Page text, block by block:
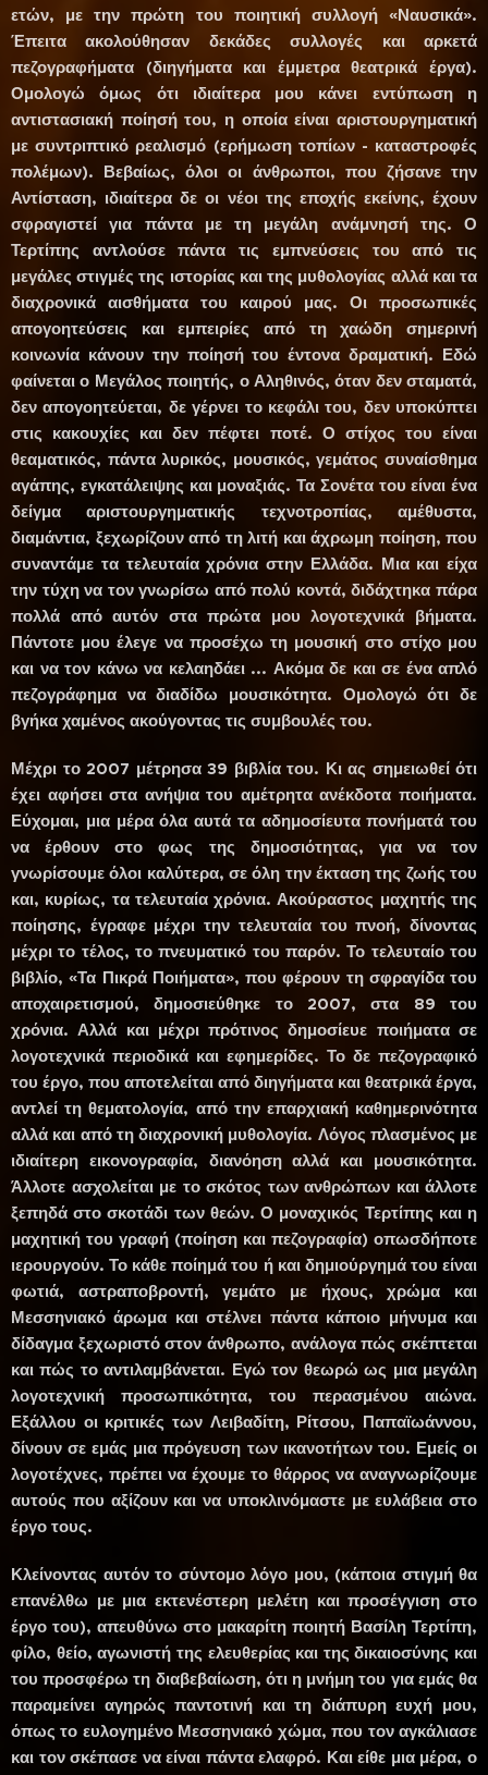
ετών, με την πρώτη του ποιητική συλλογή «Ναυσικά».
Έπειτα ακολούθησαν δεκάδες συλλογές και αρκετά
πεζογραφήματα (διηγήματα και έμμετρα θεατρικά έργα).
Ομολογώ όμως ότι ιδιαίτερα μου κάνει εντύπωση η
αντιστασιακή ποίησή του, η οποία είναι αριστουργηματική
με συντριπτικό ρεαλισμό (ερήμωση τοπίων - καταστροφές
πολέμων). Βεβαίως, όλοι οι άνθρωποι, που ζήσανε την
Αντίσταση, ιδιαίτερα δε οι νέοι της εποχής εκείνης, έχουν
σφραγιστεί για πάντα με τη μεγάλη ανάμνησή της. Ο
Τερτίπης αντλούσε πάντα τις εμπνεύσεις του από τις
μεγάλες στιγμές της ιστορίας και της μυθολογίας αλλά και τα
διαχρονικά αισθήματα του καιρού μας. Οι προσωπικές
απογοητεύσεις και εμπειρίες από τη χαώδη σημερινή
κοινωνία κάνουν την ποίησή του έντονα δραματική. Εδώ
φαίνεται ο Μεγάλος ποιητής, ο Αληθινός, όταν δεν σταματά,
δεν απογοητεύεται, δε γέρνει το κεφάλι του, δεν υποκύπτει
στις κακουχίες και δεν πέφτει ποτέ. Ο στίχος του είναι
θεαματικός, πάντα λυρικός, μουσικός, γεμάτος συναίσθημα
αγάπης, εγκατάλειψης και μοναξιάς. Τα Σονέτα του είναι ένα
δείγμα αριστουργηματικής τεχνοτροπίας, αμέθυστα,
διαμάντια, ξεχωρίζουν από τη λιτή και άχρωμη ποίηση, που
συναντάμε τα τελευταία χρόνια στην Ελλάδα. Μια και είχα
την τύχη να τον γνωρίσω από πολύ κοντά, διδάχτηκα πάρα
πολλά από αυτόν στα πρώτα μου λογοτεχνικά βήματα.
Πάντοτε μου έλεγε να προσέχω τη μουσική στο στίχο μου
και να τον κάνω να κελαηδάει ... Ακόμα δε και σε ένα απλό
πεζογράφημα να διαδίδω μουσικότητα. Ομολογώ ότι δε
βγήκα χαμένος ακούγοντας τις συμβουλές του.
Μέχρι το 2007 μέτρησα 39 βιβλία του. Κι ας σημειωθεί ότι
έχει αφήσει στα ανήψια του αμέτρητα ανέκδοτα ποιήματα.
Εύχομαι, μια μέρα όλα αυτά τα αδημοσίευτα πονήματά του
να έρθουν στο φως της δημοσιότητας, για να τον
γνωρίσουμε όλοι καλύτερα, σε όλη την έκταση της ζωής του
και, κυρίως, τα τελευταία χρόνια. Ακούραστος μαχητής της
ποίησης, έγραφε μέχρι την τελευταία του πνοή, δίνοντας
μέχρι το τέλος, το πνευματικό του παρόν. Το τελευταίο του
βιβλίο, «Τα Πικρά Ποιήματα», που φέρουν τη σφραγίδα του
αποχαιρετισμού, δημοσιεύθηκε το 2007, στα 89 του
χρόνια. Αλλά και μέχρι πρότινος δημοσίευε ποιήματα σε
λογοτεχνικά περιοδικά και εφημερίδες. Το δε πεζογραφικό
του έργο, που αποτελείται από διηγήματα και θεατρικά έργα,
αντλεί τη θεματολογία, από την επαρχιακή καθημερινότητα
αλλά και από τη διαχρονική μυθολογία. Λόγος πλασμένος με
ιδιαίτερη εικονογραφία, διανόηση αλλά και μουσικότητα.
Άλλοτε ασχολείται με το σκότος των ανθρώπων και άλλοτε
ξεπηδά στο σκοτάδι των θεών. Ο μοναχικός Τερτίπης και η
μαχητική του γραφή (ποίηση και πεζογραφία) οπωσδήποτε
ιερουργούν. Το κάθε ποίημά του ή και δημιούργημά του είναι
φωτιά, αστραποβροντή, γεμάτο με ήχους, χρώμα και
Μεσσηνιακό άρωμα και στέλνει πάντα κάποιο μήνυμα και
δίδαγμα ξεχωριστό στον άνθρωπο, ανάλογα πώς σκέπτεται
και πώς το αντιλαμβάνεται. Εγώ τον θεωρώ ως μια μεγάλη
λογοτεχνική προσωπικότητα, του περασμένου αιώνα.
Εξάλλου οι κριτικές των Λειβαδίτη, Ρίτσου, Παπαϊωάννου,
δίνουν σε εμάς μια πρόγευση των ικανοτήτων του. Εμείς οι
λογοτέχνες, πρέπει να έχουμε το θάρρος να αναγνωρίζουμε
αυτούς που αξίζουν και να υποκλινόμαστε με ευλάβεια στο
έργο τους.
Κλείνοντας αυτόν το σύντομο λόγο μου, (κάποια στιγμή θα
επανέλθω με μια εκτενέστερη μελέτη και προσέγγιση στο
έργο του), απευθύνω στο μακαρίτη ποιητή Βασίλη Τερτίπη,
φίλο, θείο, αγωνιστή της ελευθερίας και της δικαιοσύνης και
του προσφέρω τη διαβεβαίωση, ότι η μνήμη του για εμάς θα
παραμείνει αγηρώς παντοτινή και τη διάπυρη ευχή μου,
όπως το ευλογημένο Μεσσηνιακό χώμα, που τον αγκάλιασε
και τον σκέπασε να είναι πάντα ελαφρό. Και είθε μια μέρα, ο